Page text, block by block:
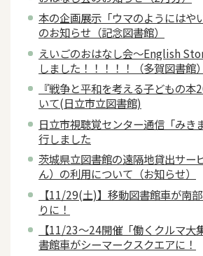
本の企画展示「ウマのようにはや
のお知らせ（記念図書館）
えいごのおはなし会～English
しました！！！！！（多賀図書館）
『戦争と平和を考える子どもの
いて(日立市立図書館)
日立市視聴覚センター通信「みき
行しました
茨城県立図書館の遠隔地貸出サー
ん）の利用について（お知らせ）
【11/29(土)】移動図書館車が南
りに！
【11/23～24開催「働くクルマ大
書館車がシーマークスクエアに！